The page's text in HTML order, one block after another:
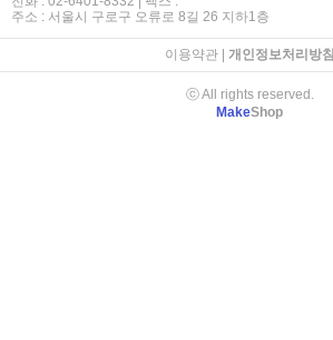
주소 : 서울시 구로구 오류로 8길 26 지하1층
이용약관| 개인정보처리방침
ⓒ All rights reserved.
MakeShop